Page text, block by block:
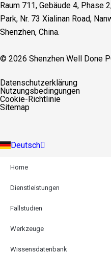
Raum 711, Gebäude 4, Phase
Park, Nr. 73 Xialinan Road,
Shenzhen, China.
© 2026 Shenzhen Well Done
Datenschutzerklärung
Nutzungsbedingungen
Cookie-Richtlinie
Sitemap
Deutsch
Español
Français
Русский
Indonesia
Home
Dienstleistungen
Fallstudien
Werkzeuge
Wissensdatenbank